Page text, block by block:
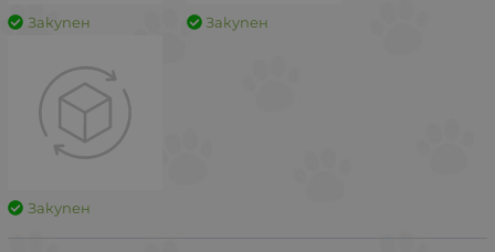
Закупен Закупен
Закупен